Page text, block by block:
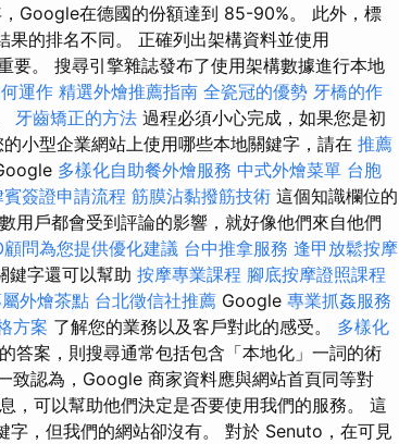
Google在德國的份額達到 85-90%。 此外，標
的排名不同。 正確列出架構資料並使用
。 搜尋引擎雜誌發布了使用架構數據進行本地
運作 精選外燴推薦指南 全瓷冠的優勢 牙橋的作
牙齒矯正的方法 過程必須小心完成，如果您是初
小型企業網站上使用哪些本地關鍵字，請在 推薦
多樣化自助餐外燴服務 中式外燴菜單 台胞
簽證申請流程 筋膜沾黏撥筋技術 這個知識欄位的
用戶都會受到評論的影響，就好像他們來自他們
顧問為您提供優化建議 台中推拿服務 逢甲放鬆按摩
鍵字還可以幫助 按摩專業課程 腳底按摩證照課程
外燴茶點 台北徵信社推薦 Google 專業抓姦服務
方案 了解您的業務以及客戶對此的感受。 多樣化
答案，則搜尋通常包括包含「本地化」一詞的術
致認為，Google 商家資料應與網站首頁同等對
，可以幫助他們決定是否要使用我們的服務。 這
字，但我們的網站卻沒有。 對於 Senuto，在可見